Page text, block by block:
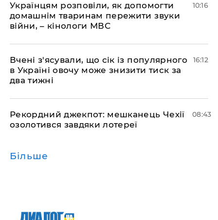
Українцям розповіли, як допомогти
домашнім тваринам пережити звуки
війни, – кінологи МВС
10:16
Вчені з'ясували, що сік із популярного
в Україні овочу може знизити тиск за
два тижні
16:12
Рекордний джекпот: мешканець Чехії
озолотився завдяки лотереї
08:43
Більше